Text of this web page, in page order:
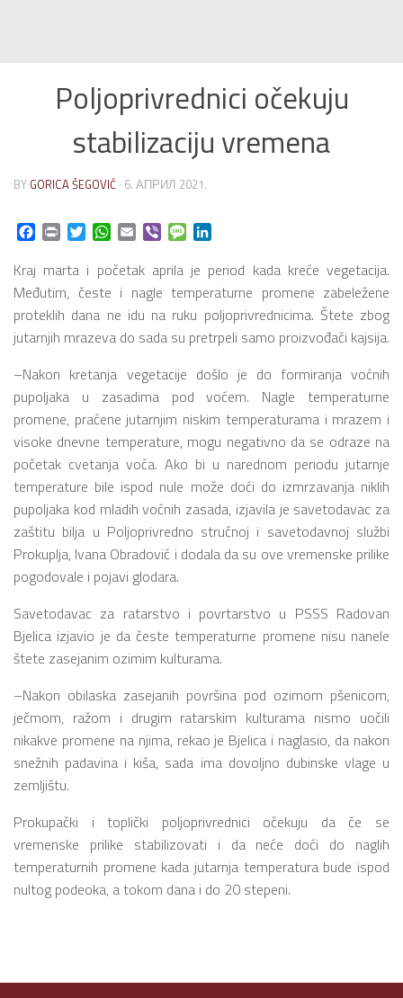
Poljoprivrednici očekuju
stabilizaciju vremena
BY GORICA ŠEGOVIĆ · 6. АПРИЛ 2021.
Facebook
Print TwitterWhatsApp
Email Viber Message
Kraj marta i početak aprila je period kada kreće vegetacija.
Međutim, česte i nagle temperaturne promene zabeležene
proteklih dana ne idu na ruku poljoprivrednicima. Štete zbog
jutarnjih mrazeva do sada su pretrpeli samo proizvođači kajsija.
–Nakon kretanja vegetacije došlo je do formiranja voćnih
pupoljaka u zasadima pod voćem. Nagle temperaturne
promene, praćene jutarnjim niskim temperaturama i mrazem i
visoke dnevne temperature, mogu negativno da se odraze na
početak cvetanja voća. Ako bi u narednom periodu jutarnje
temperature bile ispod nule može doći do izmrzavanja niklih
pupoljaka kod mladih voćnih zasada, izjavila je savetodavac za
zaštitu bilja u Poljoprivredno stručnoj i savetodavnoj službi
Prokuplja, Ivana Obradović i dodala da su ove vremenske prilike
pogodovale i pojavi glodara.
Savetodavac za ratarstvo i povrtarstvo u PSSS Radovan
Bjelica izjavio je da česte temperaturne promene nisu nanele
štete zasejanim ozimim kulturama.
–Nakon obilaska zasejanih površina pod ozimom pšenicom,
ječmom, ražom i drugim ratarskim kulturama nismo uočili
nikakve promene na njima, rekao je Bjelica i naglasio, da nakon
snežnih padavina i kiša, sada ima dovoljno dubinske vlage u
zemljištu.
Prokupački i toplički poljoprivrednici očekuju da će se
vremenske prilike stabilizovati i da neće doći do naglih
temperaturnih promene kada jutarnja temperatura bude ispod
nultog podeoka, a tokom dana i do 20 stepeni.